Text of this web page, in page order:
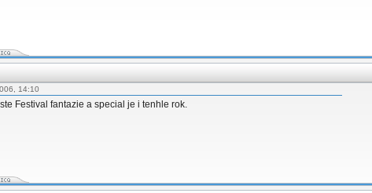
14:10
Festival fantazie a special je i tenhle rok.